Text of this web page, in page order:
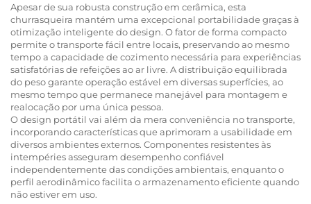
Apesar de sua robusta construção em cerâmica, esta
churrasqueira mantém uma excepcional portabilidade graças à
otimização inteligente do design. O fator de forma compacto
permite o transporte fácil entre locais, preservando ao mesmo
tempo a capacidade de cozimento necessária para experiências
satisfatórias de refeições ao ar livre. A distribuição equilibrada
do peso garante operação estável em diversas superfícies, ao
mesmo tempo que permanece manejável para montagem e
realocação por uma única pessoa.
O design portátil vai além da mera conveniência no transporte,
incorporando características que aprimoram a usabilidade em
diversos ambientes externos. Componentes resistentes às
intempéries asseguram desempenho confiável
independentemente das condições ambientais, enquanto o
perfil aerodinâmico facilita o armazenamento eficiente quando
não estiver em uso.